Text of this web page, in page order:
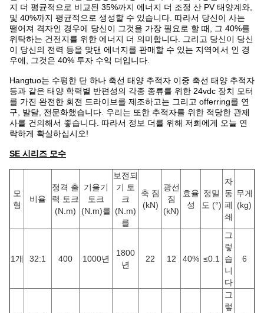
지 더 평균적으로 비교된 35%까지 에너지 더 조정 산 PV 태양계와,
및 40%까지 평균적으로 생성할 수 있습니다. 따라서 당신이 사는
떨어져 격자인 경우에 당신이 그것을 가장 필요로 할 때, 그 40%를
위탁하는 건전지를 위한 에너지 더 의미합니다. 그리고 당신이 당신
이 당신의 전력 등을 맞댄 에너지를 판매할 수 있는 지역에서 인 경
우에, 그것은 40% 투자 수익 더입니다.
Hangtuo는 수평한 단 하나 축선 태양 추적자 이중 축선 태양 추적자
등과 같은 태양 학력별 반편성의 각종 종류를 위한 24vdc 장치 모터
를 가진 완전한 회전 드라이브를 제조하고는 그리고 offerring를 연
구, 발달, 전문화했습니다. 우리는 또한 추적자를 위한 적당한 관제
사를 건의해서 좋습니다. 따라서 정보 더를 위해 저희에게 오늘 연
락하게 확실하십시오!
SE 시리즈 모수
모
형
비율
정격 출
력 토크
(N.m)
기울기
토크
(N.m)를
보전되
기 토
크
(N.m)
를
축 짐
(kN)
광선
짐
(kN)
효율
성
정밀
도 (°)
자
동
폐
쇄
무게
(kg)
1개 32:1 400 1000년
1800
년
22 12 40% ≤0.1
그
렇
습
니
다
6
그
렇